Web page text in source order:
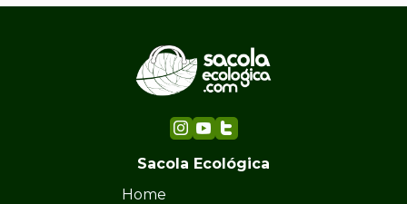
Sacola Ecológica
Home